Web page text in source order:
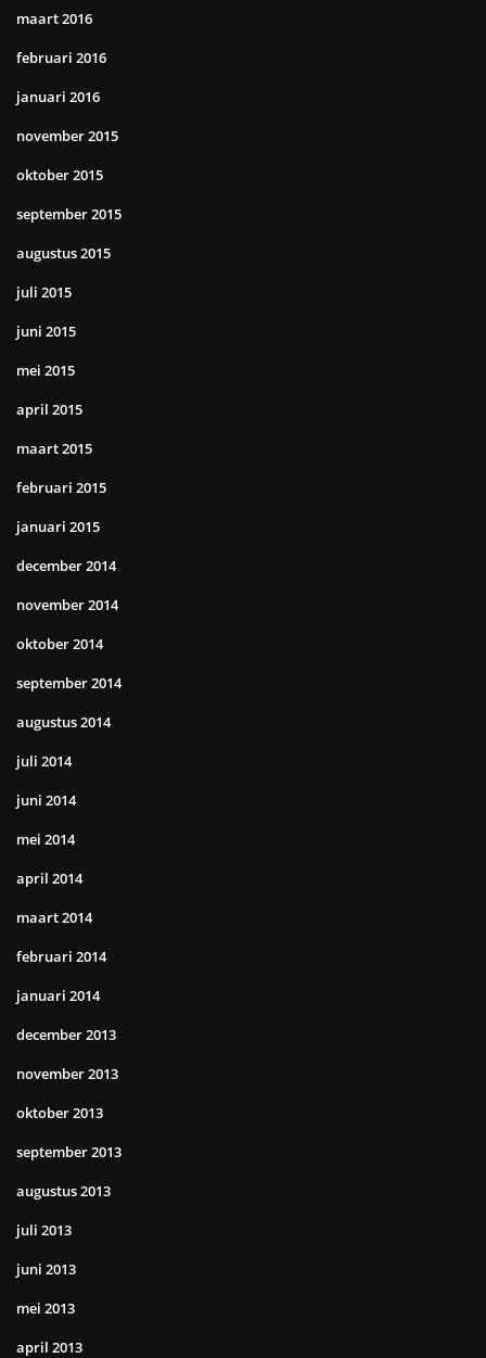
maart 2016
februari 2016
januari 2016
november 2015
oktober 2015
september 2015
augustus 2015
juli 2015
juni 2015
mei 2015
april 2015
maart 2015
februari 2015
januari 2015
december 2014
november 2014
oktober 2014
september 2014
augustus 2014
juli 2014
juni 2014
mei 2014
april 2014
maart 2014
februari 2014
januari 2014
december 2013
november 2013
oktober 2013
september 2013
augustus 2013
juli 2013
juni 2013
mei 2013
april 2013